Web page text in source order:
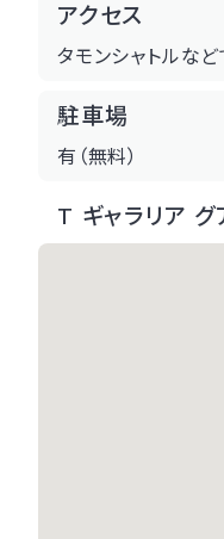
アクセス
タモンシャトルな
駐車場
有（無料）
T ギャラリア